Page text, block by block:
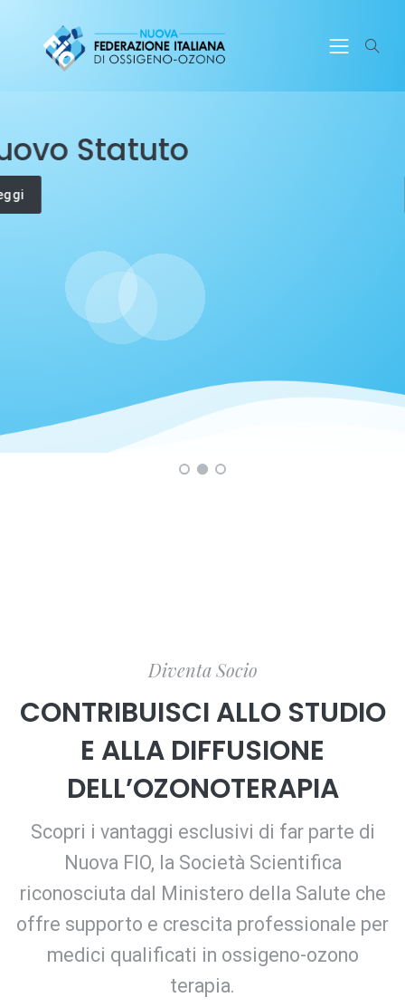
Ozonoterapia Sicura
Diventa Socio
CONTRIBUISCI ALLO STUDIO
E ALLA DIFFUSIONE
DELL’OZONOTERAPIA
Scopri i vantaggi esclusivi di far parte di
Nuova FIO, la Società Scientifica
riconosciuta dal Ministero della Salute che
offre supporto e crescita professionale per
medici qualificati in ossigeno-ozono
terapia.